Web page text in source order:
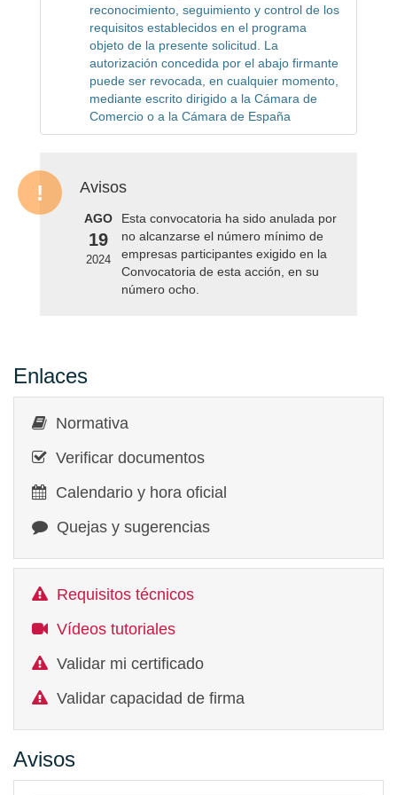
reconocimiento, seguimiento y control de los
requisitos establecidos en el programa
objeto de la presente solicitud. La
autorización concedida por el abajo firmante
puede ser revocada, en cualquier momento,
mediante escrito dirigido a la Cámara de
Comercio o a la Cámara de España
Avisos
AGO
19
2024
Esta convocatoria ha sido anulada por
no alcanzarse el número mínimo de
empresas participantes exigido en la
Convocatoria de esta acción, en su
número ocho.
Enlaces
Normativa
Verificar documentos
Calendario y hora oficial
Quejas y sugerencias
Requisitos técnicos
Vídeos tutoriales
Validar mi certificado
Validar capacidad de firma
Avisos